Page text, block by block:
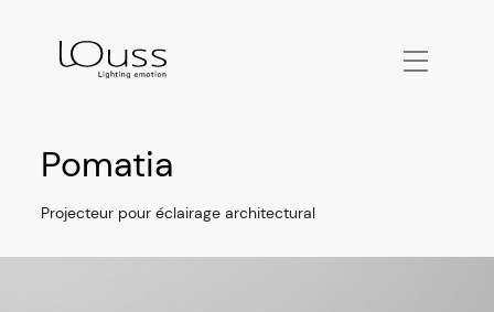
Pomatia
Projecteur pour éclairage architectural